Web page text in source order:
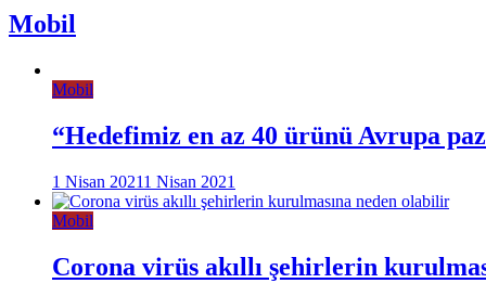
Mobil
Mobil
“Hedefimiz en az 40 ürünü Avrupa
1 Nisan 20211 Nisan 2021
Mobil
Corona virüs akıllı şehirlerin